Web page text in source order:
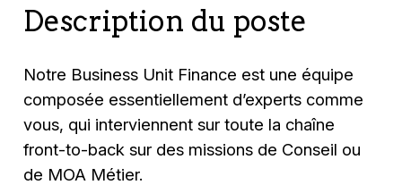
Description du poste
Notre Business Unit Finance est une équipe
composée essentiellement d’experts comme
vous, qui interviennent sur toute la chaîne
front-to-back sur des missions de Conseil ou
de MOA Métier.